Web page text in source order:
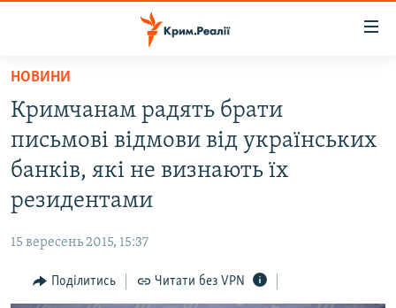
Перейти
основного
матеріалу
Перейти
до
основної
Перейти
пошуку
ВОДА.КРИМ
ВІДЕО ТА ФОТО
ПОГЛЯД
ІНТЕРВ'Ю
НОВИНИ
Кримчанам радять брати
письмові відмови від українських
банків, які не визнають їх
резидентами
15 вересень 2015, 15:37
Поділитись Читати без VPN